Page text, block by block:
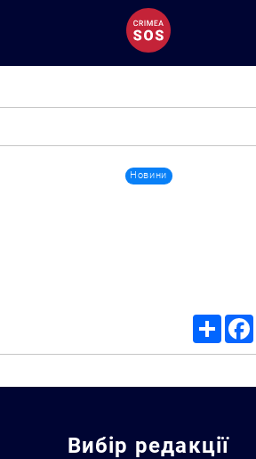
Новини
Share
Вибір редакції